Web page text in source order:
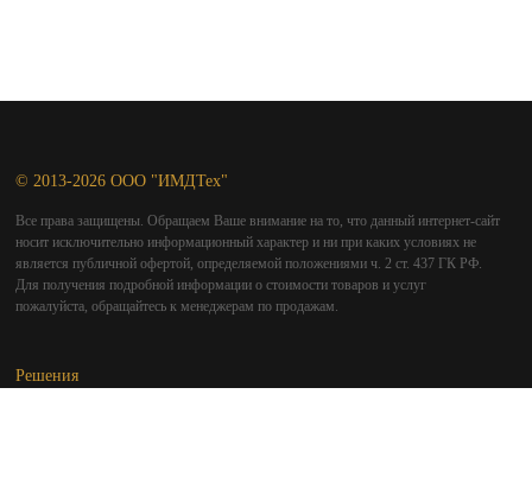
© 2013-2026 ООО "ИМДТех"
Все права защищены. Обращаем Ваше внимание на то, что данный интернет-сайт
носит исключительно информационный характер и ни при каких условиях не
является публичной офертой, определяемой положениями ч. 2 ст. 437 ГК РФ.
Для получения подробной информации о стоимости товаров и услуг
пожалуйста, обращайтесь к менеджерам по продажам.
Решения